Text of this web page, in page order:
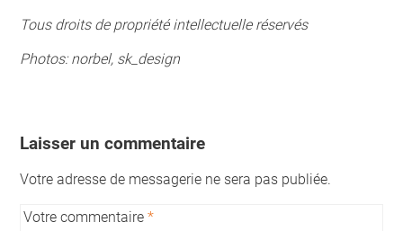
Tous droits de propriété intellectuelle réservés
Photos: norbel, sk_design
Laisser un commentaire
Votre adresse de messagerie ne sera pas publiée.
Votre commentaire *